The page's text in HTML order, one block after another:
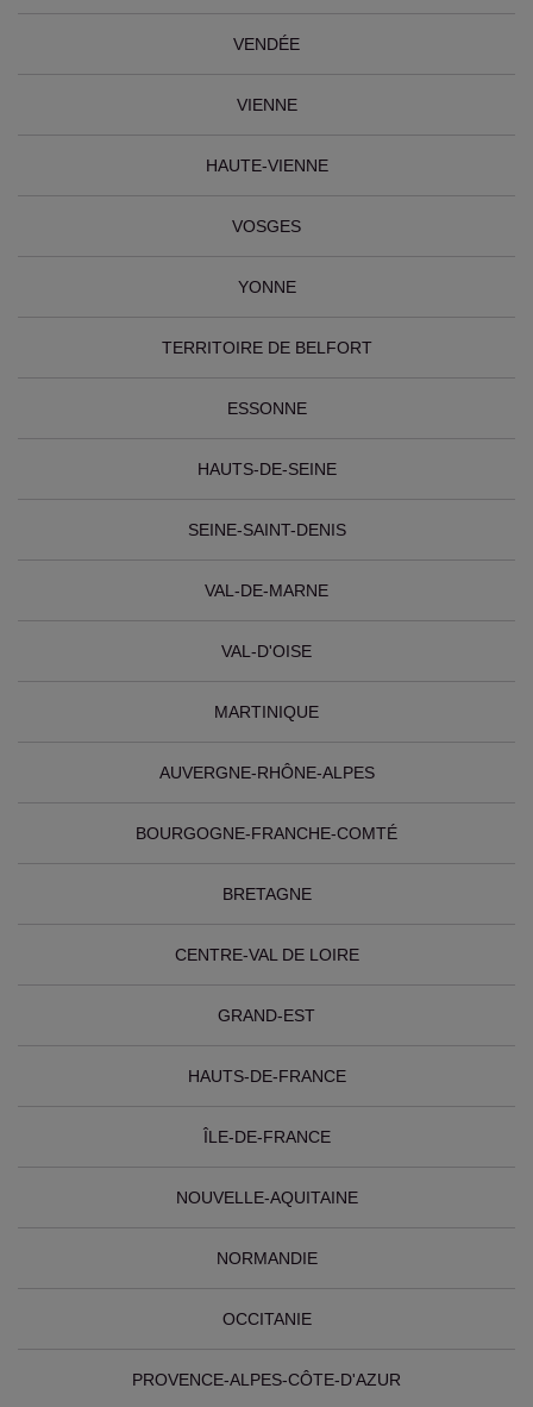
VENDÉE
VIENNE
HAUTE-VIENNE
VOSGES
YONNE
TERRITOIRE DE BELFORT
ESSONNE
HAUTS-DE-SEINE
SEINE-SAINT-DENIS
VAL-DE-MARNE
VAL-D'OISE
MARTINIQUE
AUVERGNE-RHÔNE-ALPES
BOURGOGNE-FRANCHE-COMTÉ
BRETAGNE
CENTRE-VAL DE LOIRE
GRAND-EST
HAUTS-DE-FRANCE
ÎLE-DE-FRANCE
NOUVELLE-AQUITAINE
NORMANDIE
OCCITANIE
PROVENCE-ALPES-CÔTE-D'AZUR